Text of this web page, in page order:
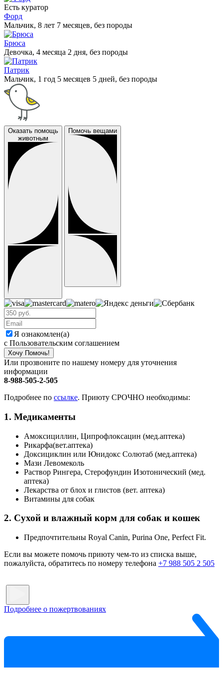
Есть куратор
Форд
Мальчик, 8 лет 7 месяцев, без породы
Брюса
Девочка, 4 месяца 2 дня, без породы
Патрик
Мальчик, 1 год 5 месяцев 5 дней, без породы
Оказать помощь
животным
Помочь вещами
Я ознакомлен(а)
с Пользовательским соглашением
Хочу Помочь!
Или прозвоните по нашему номеру для уточнения
информации
8-988-505-2-505
Подробнее по ссылке. Приюту СРОЧНО необходимы:
1. Медикаменты
Амоксициллин, Ципрофлоксацин (мед.аптека)
Рикарфа(вет.аптека)
Доксициклин или Юнидокс Солютаб (мед.аптека)
Мази Левомеколь
Раствор Рингера, Стерофундин Изотонический (мед.
аптека)
Лекарства от блох и глистов (вет. аптека)
Витамины для собак
2. Сухой и влажный корм для собак и кошек
Предпочтительны Royal Canin, Purina One, Perfect Fit.
Если вы можете помочь приюту чем-то из списка выше,
пожалуйста, обратитесь по номеру телефона +7 988 505 2 505
Подробнее о пожертвованиях